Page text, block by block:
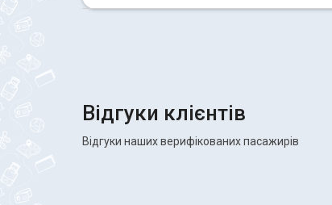
Відгуки клієнтів
Відгуки наших верифікованих пасажирів